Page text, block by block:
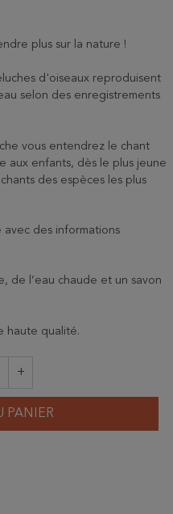
plus sur la nature !
d'oiseaux reproduisent
selon des enregistrements
vous entendrez le chant
aux enfants, dès le plus jeune
des espèces les plus
des informations
de l’eau chaude et un savon
haute qualité.
+
PANIER